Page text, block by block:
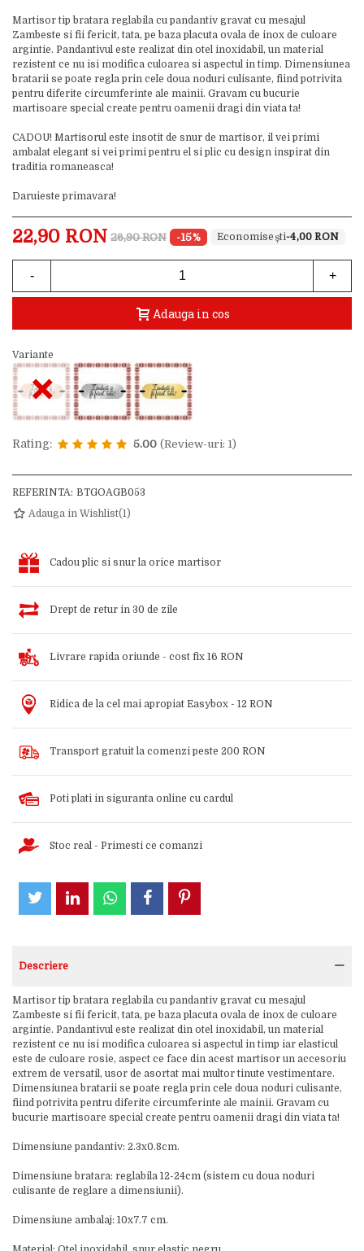
Martisor tip bratara reglabila cu pandantiv gravat cu mesajul
Zambeste si fii fericit, tata, pe baza placuta ovala de inox de culoare
argintie. Pandantivul este realizat din otel inoxidabil, un material
rezistent ce nu isi modifica culoarea si aspectul in timp. Dimensiunea
bratarii se poate regla prin cele doua noduri culisante, fiind potrivita
pentru diferite circumferinte ale mainii. Gravam cu bucurie
martisoare special create pentru oamenii dragi din viata ta!
CADOU! Martisorul este insotit de snur de martisor, il vei primi
ambalat elegant si vei primi pentru el si plic cu design inspirat din
traditia romaneasca!
Daruieste primavara!
22,90 RON 26,90 RON -15% -4,00 RON
- +
Adauga in cos
Variante
×
Rating: 5.00 (Review-uri: 1)
REFERINTA: BTGOAGB053
Adauga in Wishlist(1)
Cadou plic si snur la orice martisor
Drept de retur in 30 de zile
Livrare rapida oriunde - cost fix 16 RON
Ridica de la cel mai apropiat Easybox - 12 RON
Transport gratuit la comenzi peste 200 RON
Poti plati in siguranta online cu cardul
Stoc real - Primesti ce comanzi
Descriere
Martisor tip bratara reglabila cu pandantiv gravat cu mesajul
Zambeste si fii fericit, tata, pe baza placuta ovala de inox de culoare
argintie. Pandantivul este realizat din otel inoxidabil, un material
rezistent ce nu isi modifica culoarea si aspectul in timp iar elasticul
este de culoare rosie, aspect ce face din acest martisor un accesoriu
extrem de versatil, usor de asortat mai multor tinute vestimentare.
Dimensiunea bratarii se poate regla prin cele doua noduri culisante,
fiind potrivita pentru diferite circumferinte ale mainii. Gravam cu
bucurie martisoare special create pentru oamenii dragi din viata ta!
Dimensiune pandantiv: 2.3x0.8cm.
Dimensiune bratara: reglabila 12-24cm (sistem cu doua noduri
culisante de reglare a dimensiunii).
Dimensiune ambalaj: 10x7.7 cm.